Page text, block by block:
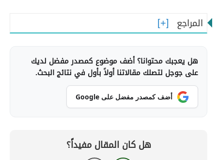
المراجع
هل يعجبك محتوانا؟ أضف موضوع كمصدر مفضل لديك
على جوجل لتصلك مقالاتنا أولاً بأول في نتائج البحث.
أضف كمصدر مفضل على Google
هل كان المقال مفيداً؟